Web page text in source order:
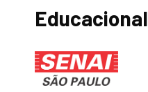
Educacional